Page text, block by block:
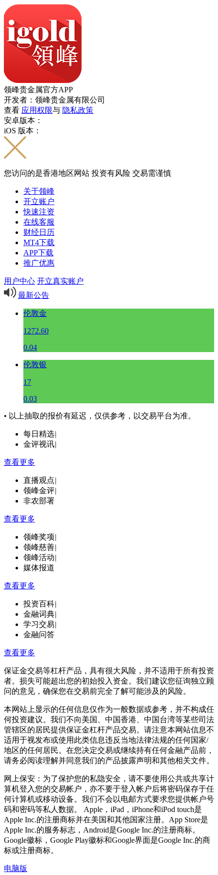
领峰贵金属官方APP
开发者：领峰贵金属有限公司
查看 应用权限与 隐私政策
安卓版本：
iOS 版本：
您访问的是香港地区网站 投资有风险 交易需谨慎
关于领峰
开立账户
快速注资
在线客服
财经日历
MT4下载
APP下载
推广优惠
用户中心 开立真实账户
最新公告
伦敦金
1272.60
0.04
伦敦银
17
0.03
• 以上抽取的报价有延迟，仅供参考，以交易平台为准。
每日精选|
金评视讯|
查看更多
直播观点|
领峰金评|
非农部署
查看更多
领峰奖项|
领峰慈善|
领峰活动|
媒体报道
查看更多
投资百科|
金融词典|
学习交易|
金融问答
查看更多
保证金交易等杠杆产品，具有很大风险，并不适用于所有投资
者。损失可能超出您的初始投入资金。我们建议您征询独立顾
问的意见，确保您在交易前完全了解可能涉及的风险。
本网站上显示的任何信息仅作为一般数据或参考，并不构成任
何投资建议。我们不向美国、中国香港、中国台湾等某些司法
管辖区的居民提供保证金杠杆产品交易。请注意本网站信息不
适用于视发布或使用此类信息违反当地法律法规的任何国家/
地区的任何居民。在您决定交易或继续持有任何金融产品前，
请务必阅读理解并同意我们的产品披露声明和其他相关文件。
网上保安：为了保护您的私隐安全，请不要使用公共或共享计
算机登入您的交易帐户，亦不要于登入帐户后将密码保存于任
何计算机或移动设备。我们不会以电邮方式要求您提供帐户号
码和密码等私人数据。 Apple，iPad，iPhone和iPod touch是
Apple Inc.的注册商标并在美国和其他国家注册。App Store是
Apple Inc.的服务标志，Android是Google Inc.的注册商标。
Google徽标，Google Play徽标和Google界面是Google Inc.的商
标或注册商标。
电脑版